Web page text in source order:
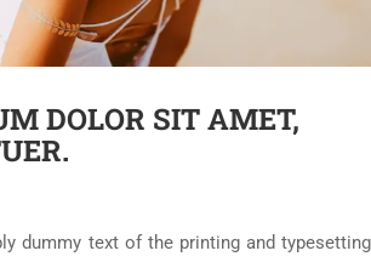
DOLOR SIT AMET,
dummy text of the printing and typesetting